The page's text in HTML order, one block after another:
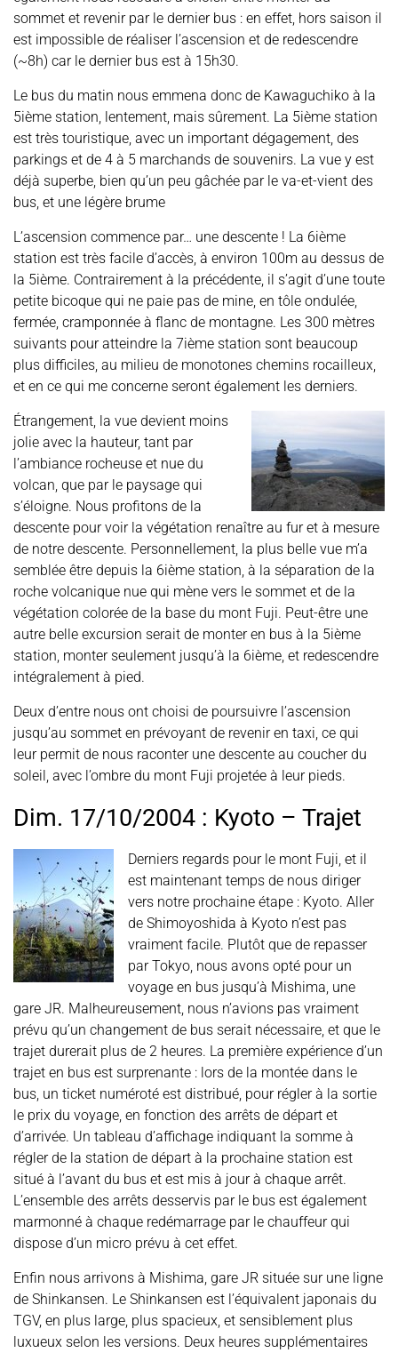
sommet et revenir par le dernier bus : en effet, hors saison il
est impossible de réaliser l’ascension et de redescendre
(~8h) car le dernier bus est à 15h30.
Le bus du matin nous emmena donc de Kawaguchiko à la
5ième station, lentement, mais sûrement. La 5ième station
est très touristique, avec un important dégagement, des
parkings et de 4 à 5 marchands de souvenirs. La vue y est
déjà superbe, bien qu’un peu gâchée par le va-et-vient des
bus, et une légère brume
L’ascension commence par… une descente ! La 6ième
station est très facile d’accès, à environ 100m au dessus de
la 5ième. Contrairement à la précédente, il s’agit d’une toute
petite bicoque qui ne paie pas de mine, en tôle ondulée,
fermée, cramponnée à flanc de montagne. Les 300 mètres
suivants pour atteindre la 7ième station sont beaucoup
plus difficiles, au milieu de monotones chemins rocailleux,
et en ce qui me concerne seront également les derniers.
Étrangement, la vue devient moins
jolie avec la hauteur, tant par
l’ambiance rocheuse et nue du
volcan, que par le paysage qui
s’éloigne. Nous profitons de la
descente pour voir la végétation renaître au fur et à mesure
de notre descente. Personnellement, la plus belle vue m’a
semblée être depuis la 6ième station, à la séparation de la
roche volcanique nue qui mène vers le sommet et de la
végétation colorée de la base du mont Fuji. Peut-être une
autre belle excursion serait de monter en bus à la 5ième
station, monter seulement jusqu’à la 6ième, et redescendre
intégralement à pied.
Deux d’entre nous ont choisi de poursuivre l’ascension
jusqu’au sommet en prévoyant de revenir en taxi, ce qui
leur permit de nous raconter une descente au coucher du
soleil, avec l’ombre du mont Fuji projetée à leur pieds.
Dim. 17/10/2004 : Kyoto – Trajet
Derniers regards pour le mont Fuji, et il
est maintenant temps de nous diriger
vers notre prochaine étape : Kyoto. Aller
de Shimoyoshida à Kyoto n’est pas
vraiment facile. Plutôt que de repasser
par Tokyo, nous avons opté pour un
voyage en bus jusqu’à Mishima, une
gare JR. Malheureusement, nous n’avions pas vraiment
prévu qu’un changement de bus serait nécessaire, et que le
trajet durerait plus de 2 heures. La première expérience d’un
trajet en bus est surprenante : lors de la montée dans le
bus, un ticket numéroté est distribué, pour régler à la sortie
le prix du voyage, en fonction des arrêts de départ et
d’arrivée. Un tableau d’affichage indiquant la somme à
régler de la station de départ à la prochaine station est
situé à l’avant du bus et est mis à jour à chaque arrêt.
L’ensemble des arrêts desservis par le bus est également
marmonné à chaque redémarrage par le chauffeur qui
dispose d’un micro prévu à cet effet.
Enfin nous arrivons à Mishima, gare JR située sur une ligne
de Shinkansen. Le Shinkansen est l’équivalent japonais du
TGV, en plus large, plus spacieux, et sensiblement plus
luxueux selon les versions. Deux heures supplémentaires